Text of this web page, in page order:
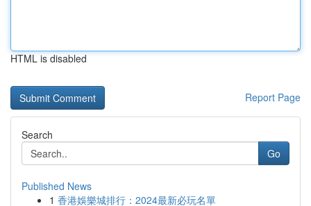
HTML is disabled
Report Page
Search
Go
Published News
1 香港娛樂城排行：2024最新必玩名單